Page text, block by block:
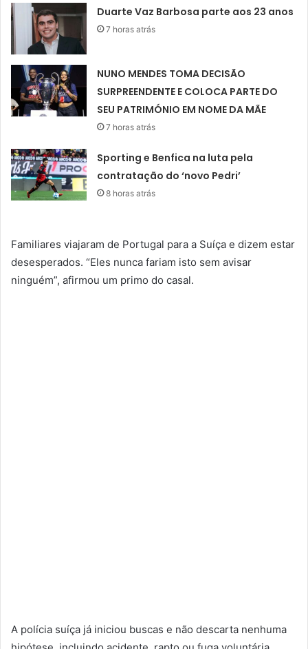
Duarte Vaz Barbosa parte aos 23 anos
7 horas atrás
NUNO MENDES TOMA DECISÃO
SURPREENDENTE E COLOCA PARTE DO
SEU PATRIMÓNIO EM NOME DA MÃE
7 horas atrás
Sporting e Benfica na luta pela
contratação do ‘novo Pedri’
8 horas atrás
Familiares viajaram de Portugal para a Suíça e dizem estar
desesperados. “Eles nunca fariam isto sem avisar
ninguém”, afirmou um primo do casal.
A polícia suíça já iniciou buscas e não descarta nenhuma